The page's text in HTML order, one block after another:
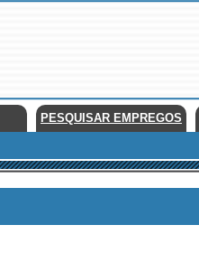
PESQUISAR EMPREGOS